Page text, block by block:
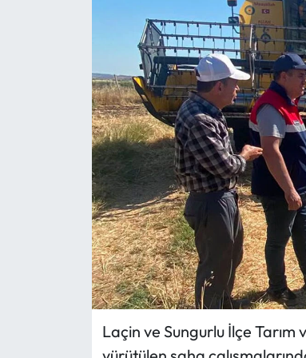
Laçin ve Sungurlu İlçe
Ekonomi
İskilip Haberleri
Kargı Haberleri
Kimdir?
Kültür Sanat
Laçin Haberleri